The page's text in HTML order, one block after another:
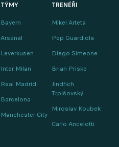
TÝMY
Bayern
Arsenal
Leverkusen
Inter Milan
Real Madrid
Barcelona
Manchester City
TRENÉŘI
Mikel Arteta
Pep Guardiola
Diego Simeone
Brian Priske
Jindřich
Trpišovský
Miroslav Koubek
Carlo Ancelotti